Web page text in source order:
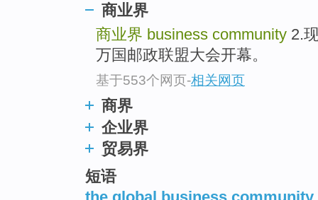
商业界
商业界 business community 2.
万国邮政联盟大会开幕。
基于553个网页-相关网页
商界
企业界
贸易界
短语